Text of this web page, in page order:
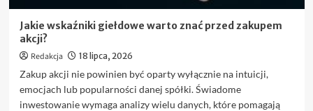
Jakie wskaźniki giełdowe warto znać przed zakupem
akcji?
Redakcja 18 lipca, 2026
Zakup akcji nie powinien być oparty wyłącznie na intuicji,
emocjach lub popularności danej spółki. Świadome
inwestowanie wymaga analizy wielu danych, które pomagają